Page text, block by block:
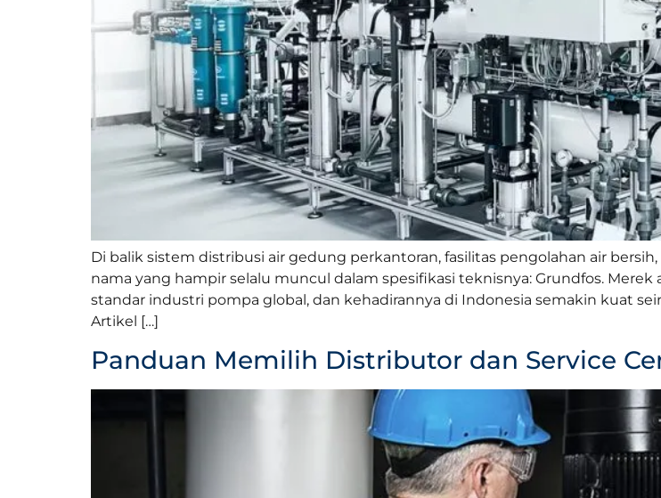
Di balik sistem distribusi air gedung perkantoran, fasilitas pengolahan air
nama yang hampir selalu muncul dalam spesifikasi teknisnya: Grundfos.
standar industri pompa global, dan kehadirannya di Indonesia semakin kuat
Artikel […]
Panduan Memilih Distributor dan Service